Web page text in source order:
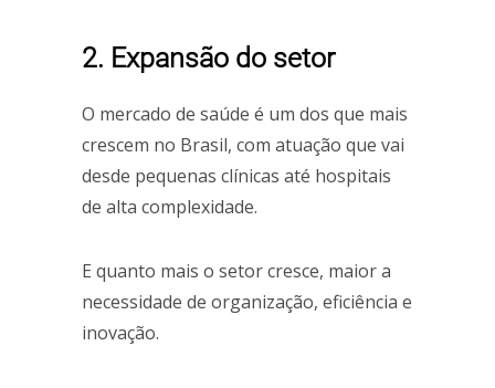
2. Expansão do setor
O mercado de saúde é um dos que mais
crescem no Brasil, com atuação que vai
desde pequenas clínicas até hospitais
de alta complexidade.
E quanto mais o setor cresce, maior a
necessidade de organização, eficiência e
inovação.